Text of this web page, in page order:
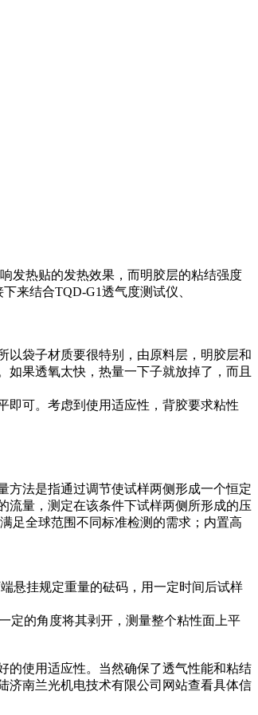
发热贴的发热效果，而明胶层的粘结强度
来结合TQD-G1透气度测试仪、
以袋子材质要很特别，由原料层，明胶层和
果透氧太快，热量一下子就放掉了，而且
即可。考虑到使用适应性，背胶要求粘性
方法是指通过调节使试样两侧形成一个恒定
流量，测定在该条件下试样两侧所形成的压
足全球范围不同标准检测的需求；内置高
悬挂规定重量的砝码，用一定时间后试样
定的角度将其剥开，测量整个粘性面上平
的使用适应性。当然确保了透气性能和粘结
济南兰光机电技术有限公司网站查看具体信